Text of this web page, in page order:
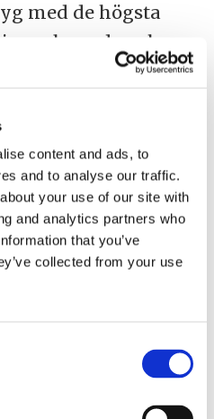
content and ads, to
and to analyse our traffic.
your use of our site with
and analytics partners who
that you’ve
collected from your use
med de högsta
byggda och
och mer
i svårare
är viktig
av sjöfarten i
särförhållandena,
så har det en stor